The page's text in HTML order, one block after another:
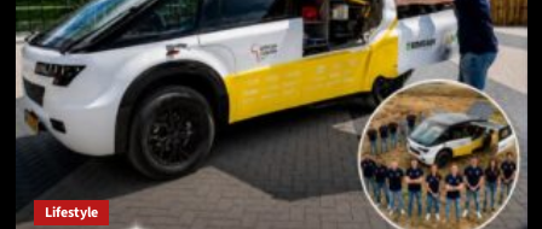
Lifestyle